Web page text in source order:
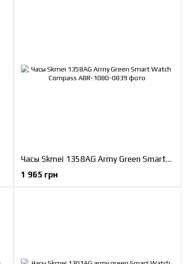
Часы Skmei 1358AG Army Green Smart Watch Compass
1 965 грн